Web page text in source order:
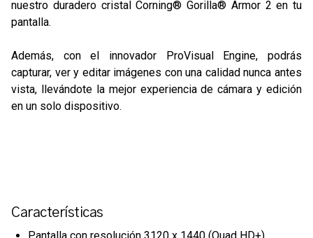
nuestro duradero cristal Corning® Gorilla® Armor 2 en tu
pantalla.
Además, con el innovador ProVisual Engine, podrás
capturar, ver y editar imágenes con una calidad nunca antes
vista, llevándote la mejor experiencia de cámara y edición
en un solo dispositivo.
Características
Pantalla con resolución 3120 x 1440 (Quad HD+)